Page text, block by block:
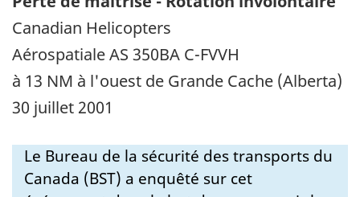
Canadian Helicopters
Aérospatiale AS 350BA C-FVVH
à 13 NM à l'ouest de Grande Cache (Alberta)
30 juillet 2001
Le Bureau de la sécurité des transports du
Canada (BST) a enquêté sur cet